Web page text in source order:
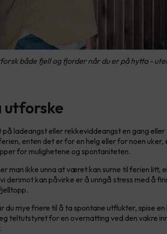
både fjell og fjorder når du er på hytta -
på ladeangst eller rekkeviddeangst en gang eller
enten det er for en helg eller for noen uker,
for mulighetene og spontaniteten.
man ikke unna at været kan surne til ferien litt,
derimot kan påvirke er å unngå stress med å
du mye friere til å ta spontane utflukter, spise en
teltutstyret for en overnatting ved den vakre